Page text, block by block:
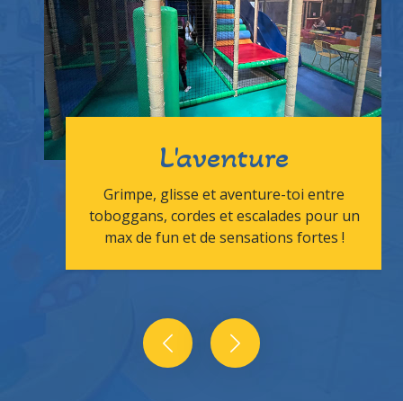
L'aventure
Grimpe, glisse et aventure-toi entre
toboggans, cordes et escalades pour un
max de fun et de sensations fortes !